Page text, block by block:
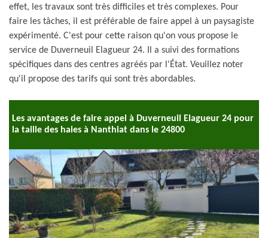
effet, les travaux sont très difficiles et très complexes. Pour
faire les tâches, il est préférable de faire appel à un paysagiste
expérimenté. C'est pour cette raison qu'on vous propose le
service de Duverneuil Elagueur 24. Il a suivi des formations
spécifiques dans des centres agréés par l'État. Veuillez noter
qu'il propose des tarifs qui sont très abordables.
Les avantages de faire appel à Duverneuil Elagueur 24 pour
la taille des haies à Nanthiat dans le 24800